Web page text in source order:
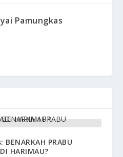
Pamungkas
PRABU
HARIMAU?